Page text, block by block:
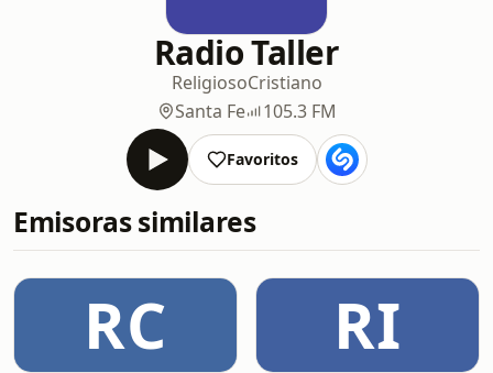
Radio Taller
ReligiosoCristiano
Santa Fe
105.3 FM
Favoritos
Emisoras similares
RC RI